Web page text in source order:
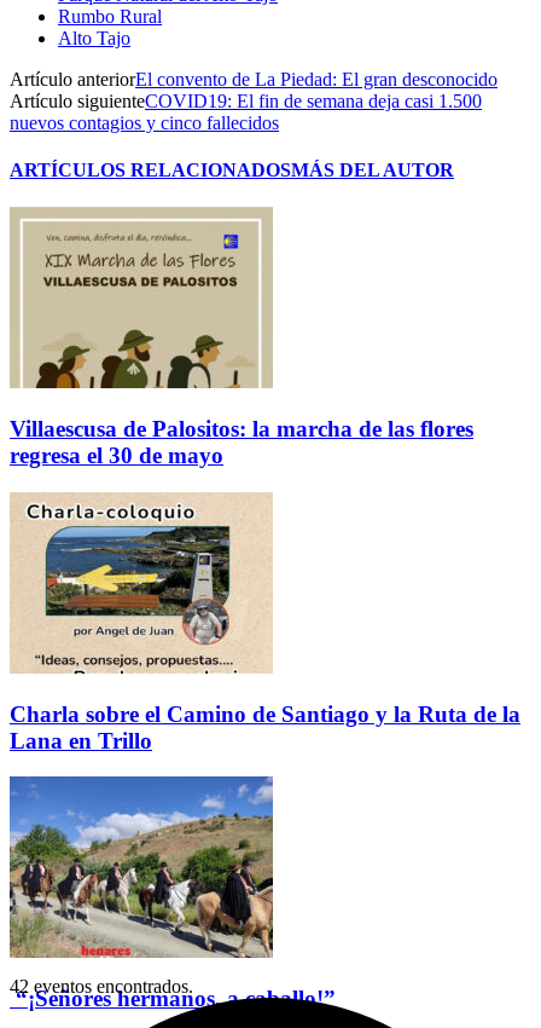
Rumbo Rural
Alto Tajo
Artículo anteriorEl convento de La Piedad: El gran desconocido
Artículo siguienteCOVID19: El fin de semana deja casi 1.500
nuevos contagios y cinco fallecidos
ARTÍCULOS RELACIONADOSMÁS DEL AUTOR
Villaescusa de Palositos: la marcha de las flores
regresa el 30 de mayo
Charla sobre el Camino de Santiago y la Ruta de la
Lana en Trillo
“¡Señores hermanos, a caballo!”
42 eventos encontrados.